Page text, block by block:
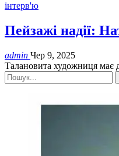
інтерв'ю
Пейзажі надії:
admin Чер 9, 2025
Талановита художниця має